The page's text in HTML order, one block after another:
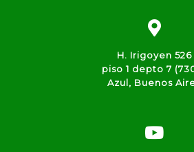
H. Irigoyen 526
piso 1 depto 7
Azul, Buenos